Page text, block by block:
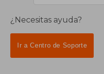
¿Necesitas ayuda?
Ir a Centro de Soporte